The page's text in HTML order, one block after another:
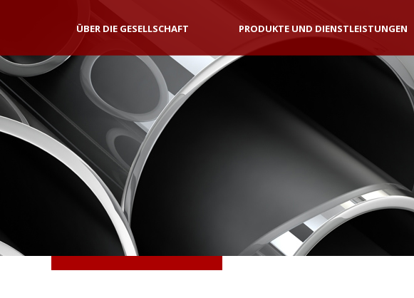
ÜBER DIE GESELLSCHAFT PRODUKTE UND DIENSTLEISTUNGEN